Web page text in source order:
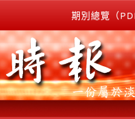
期別總覽（